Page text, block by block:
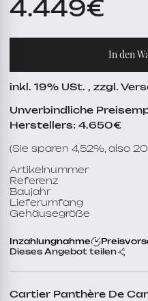
Cartier Panthère De
4.449€
In den
inkl. 19% USt. , zzgl.
Unverbindliche
Herstellers: 4.650€
(Sie sparen 4,52%, also
Artikelnummer
Referenz
Baujahr
Lieferumfang
Gehäusegröße
Inzahlungnahme
Dieses Angebot teilen